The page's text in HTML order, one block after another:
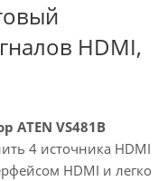
HDMI,
ATEN VS481B
4 источника HDMI
HDMI и легко